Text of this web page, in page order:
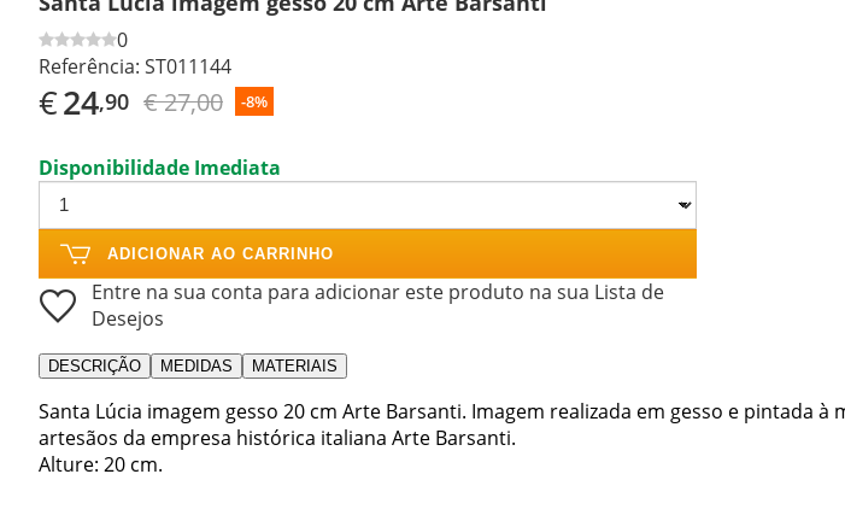
0
Referência: ST011144
€24,90 € 27,00 -8%
Disponibilidade Imediata
ADICIONAR AO CARRINHO
Entre na sua conta para adicionar este produto na sua Lista de
Desejos
DESCRIÇÃO MEDIDAS MATERIAIS
Santa Lúcia imagem gesso 20 cm Arte Barsanti. Imagem realizada em gesso e pintada à
artesãos da empresa histórica italiana Arte Barsanti.
Alture: 20 cm.